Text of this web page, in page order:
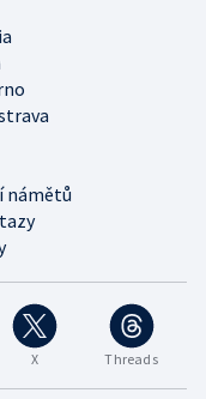
X Threads
námětů